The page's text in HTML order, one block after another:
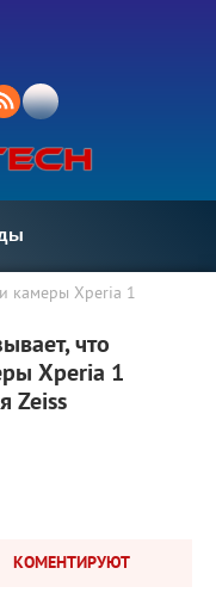
камеры Xperia 1
что
Xperia 1
Zeiss
КОМЕНТИРУЮТ